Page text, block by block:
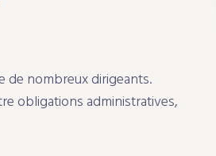
de nombreux dirigeants.
obligations administratives,